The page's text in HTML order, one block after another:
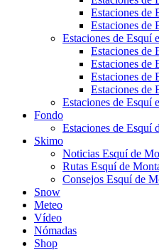
Estaciones de
Estaciones de
Estaciones de Esquí
Estaciones de
Estaciones de
Estaciones de
Estaciones de
Estaciones de Esquí
Fondo
Estaciones de Esquí
Skimo
Noticias Esquí de
Rutas Esquí de
Consejos Esquí de
Snow
Meteo
Vídeo
Nómadas
Shop